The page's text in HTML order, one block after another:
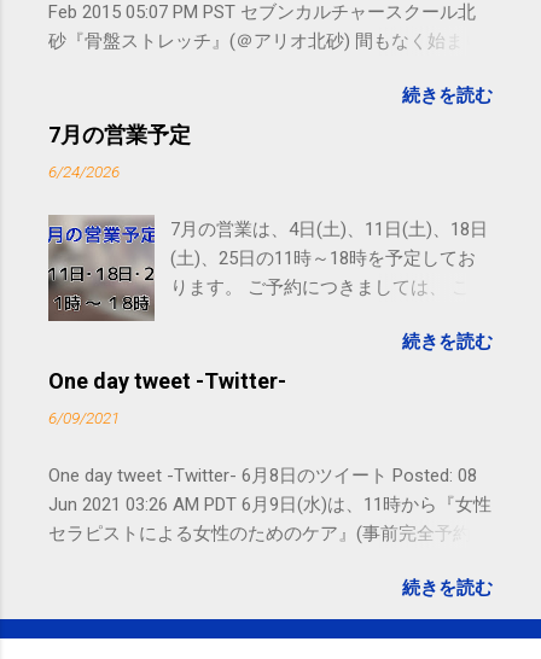
Feb 2015 05:07 PM PST セブンカルチャースクール北
砂『骨盤ストレッチ』(＠アリオ北砂) 間もなく始まり
subscribed to email updates from サクマフィジカルコ
ンディショニング(@SPCstyle) - Twilog To stop
Email delivery powered by Google Google Inc., 1600
Amphitheatre Parkway, Mountain View, CA 94043,
United States
続きを読む
7月の営業予定
6/24/2026
7月の営業は、4日(土)、11日(土)、18日
(土)、25日の11時～18時を予定してお
ります。 ご予約につきましては、 こち
れないことがありますので、ご予約、
お問い合わせはSMS（ショートメッセ
続きを読む
One day tweet -Twitter-
6/09/2021
One day tweet -Twitter- 6月8日のツイート Posted: 08
Jun 2021 03:26 AM PDT 6月9日(水)は、11時から『女性
セラピストによる女性のためのケア』(事前完全予約
い致します。｜SPC-NEWS ttps://bit.ly/3pxrWN8
#kotoku #江東区 bit.ly/3pxrWN8 posted at 19:26:16 You
続きを読む